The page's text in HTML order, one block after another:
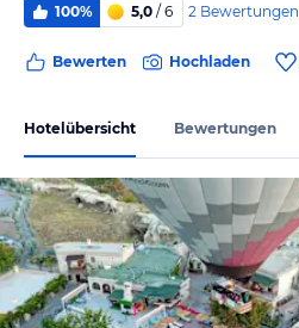
100% 5,0 / 6 2 Bewertungen
Bewerten Hochladen
Hotelübersicht Bewertungen